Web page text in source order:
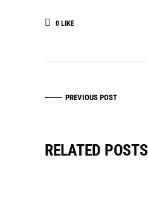
0 LIKE
PREVIOUS POST
RELATED POSTS